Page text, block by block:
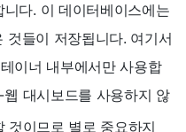
다. 이 데이터베이스에는
들이 저장됩니다. 여기서
이너 내부에서만 사용합
대시보드를 사용하지 않
것이므로 별로 중요하지